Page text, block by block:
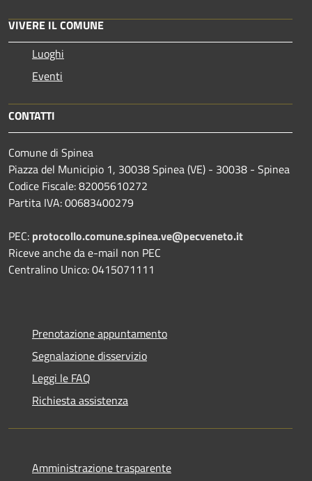
VIVERE IL COMUNE
Luoghi
Eventi
CONTATTI
Comune di Spinea
Piazza del Municipio 1, 30038 Spinea (VE) - 30038 - Spinea
Codice Fiscale: 82005610272
Partita IVA: 00683400279
PEC: protocollo.comune.spinea.ve@pecveneto.it
Riceve anche da e-mail non PEC
Centralino Unico: 0415071111
Prenotazione appuntamento
Segnalazione disservizio
Leggi le FAQ
Richiesta assistenza
Amministrazione trasparente